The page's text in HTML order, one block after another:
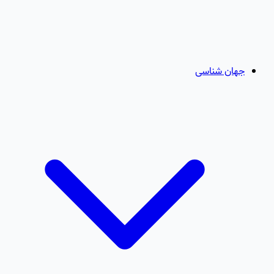
جهان شناسی